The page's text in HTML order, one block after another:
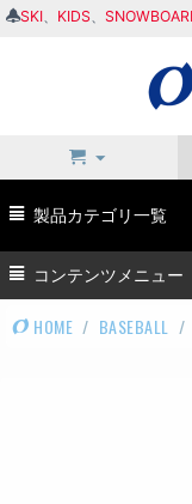
SKI KIDS
製品カテゴリ一覧
コンテンツメニュー
HOME / BASEBALL /